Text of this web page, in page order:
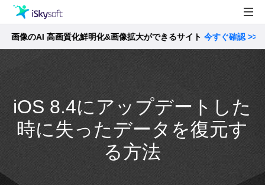
製品
Utility
製品活用事例
ストア
サポート
のAI 高画質化鮮明化&画像拡大ができるサイト今すぐ確認 >>
iOS 8.4にアップデートした
時に失ったデータを復元す
る方法